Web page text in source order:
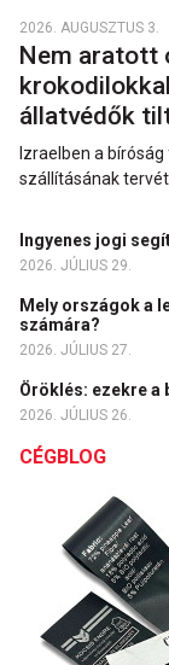
2026. AUGUSZTUS 3.
Nem aratott
állatvédők
Izraelben a
szállításának tervét.
Ingyenes jogi
2026. JÚLIUS 29.
Mely országok a
számára?
2026. JÚLIUS 27.
Öröklés: ezekre a
2026. JÚLIUS 26.
CÉGBLOG